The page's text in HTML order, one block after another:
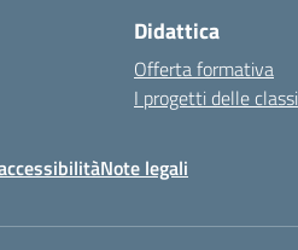
Didattica
Offerta formativa
I progetti delle classi
Note legali